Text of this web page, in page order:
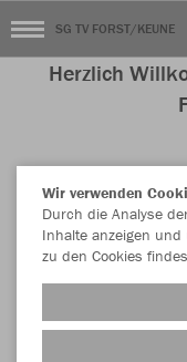
SG TV FORST/KEUNE
Herzlich
Nachhaltig
Wir verwenden
Durch die Analyse
Inhalte anzeigen
zu den Cookies